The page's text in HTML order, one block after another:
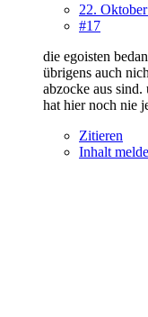
22.
#17
die egoisten
übrigens auch
abzocke aus
hat hier noch nie
Zitieren
Inhalt